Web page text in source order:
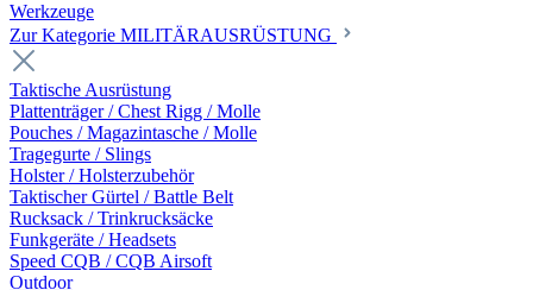
Werkzeuge
Zur Kategorie MILITÄRAUSRÜSTUNG
Taktische Ausrüstung
Plattenträger / Chest Rigg / Molle
Pouches / Magazintasche / Molle
Tragegurte / Slings
Holster / Holsterzubehör
Taktischer Gürtel / Battle Belt
Rucksack / Trinkrucksäcke
Funkgeräte / Headsets
Speed CQB / CQB Airsoft
Outdoor